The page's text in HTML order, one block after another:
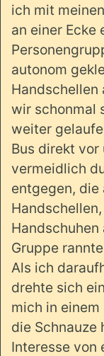
ich mit
an einer Ecke
autonom
Handschellen
wir schonmal
weiter
Bus direkt vor
vermeidlich
entgegen,
Gruppe
Als ich
drehte sich
mich in
die Schnauze
Interesse von